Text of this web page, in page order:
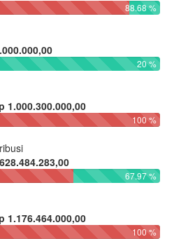
88.68 %
20 %
1.000.300.000,00
100 %
67.97 %
1.176.464.000,00
100 %